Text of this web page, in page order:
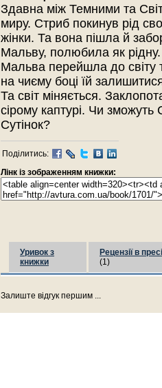
Здавна між Темними та
миру. Стриб покинув рід
жінки. Та вона пішла й
Мальву, полюбила як
Мальва перейшла до світу
на чиєму боці їй
Та світ міняється.
сірому каптурі. Чи зможуть
Сутінок?
Поділитись:
Лінк із зображенням книжки:
Уривок з
книжки
Рецензії в пресі
(1)
Залиште відгук першим ...